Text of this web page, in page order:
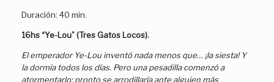
Duración: 40 min.
16hs “Ye-Lou” (Tres Gatos Locos).
El emperador Ye-Lou inventó nada menos que… ¡la siesta! Y
la dormía todos los días. Pero una pesadilla comenzó a
atormentarlo: pronto se arrodillaría ante alguien más